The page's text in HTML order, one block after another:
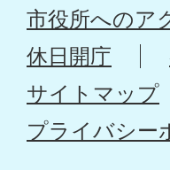
市役所へのア
休日開庁
サイトマップ
プライバシー